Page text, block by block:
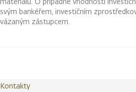
svým bankéřem, investičním
vázaným zástupcem.
Kontakty